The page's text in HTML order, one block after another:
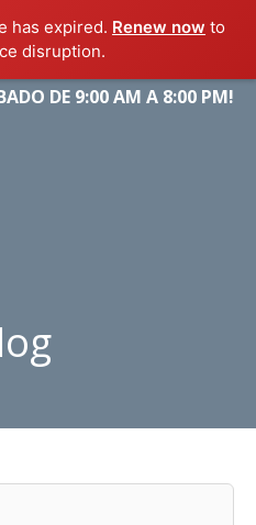
has expired. Renew now to
disruption.
DE 9:00 AM A 8:00 PM!
Menu